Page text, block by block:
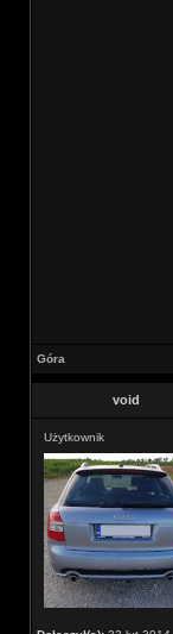
Góra
void
Użytkownik